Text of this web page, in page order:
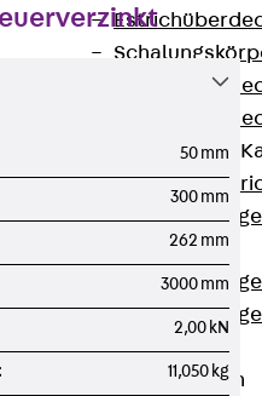
Estrichbündige
Zurück
CHALI
UBK
Einbaueinheiten
50 mm
300 mm
262 mm
3000 mm
2,00 kN
11,050 kg